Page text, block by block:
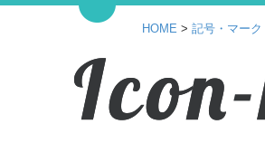
HOME > 記号・マーク